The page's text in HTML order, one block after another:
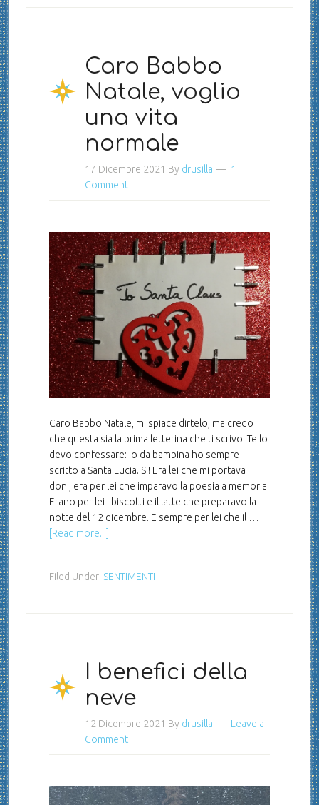
Caro Babbo
Natale, voglio
una vita
normale
17 Dicembre 2021 By drusilla
1
Comment
Caro Babbo Natale, mi spiace dirtelo, ma credo
che questa sia la prima letterina che ti scrivo. Te lo
devo confessare: io da bambina ho sempre
scritto a Santa Lucia. Si! Era lei che mi portava i
doni, era per lei che imparavo la poesia a memoria.
Erano per lei i biscotti e il latte che preparavo la
notte del 12 dicembre. E sempre per lei che il …
[Read more...]
Filed Under: SENTIMENTI
I benefici della
neve
12 Dicembre 2021 By drusilla
Leave a
Comment